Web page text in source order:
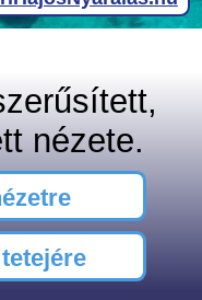
nézete.